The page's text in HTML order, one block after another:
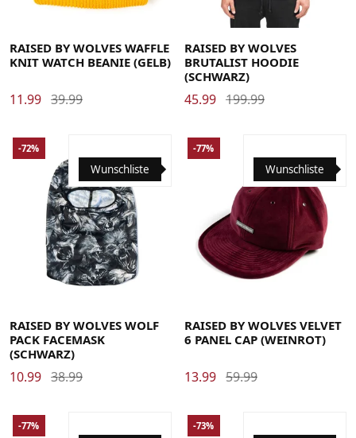
RAISED BY WOLVES WAFFLE
KNIT WATCH BEANIE (GELB)
11.99 39.99
Medium Small X-Large
RAISED BY WOLVES
BRUTALIST HOODIE
(SCHWARZ)
45.99 199.99
Wunschliste
-72%
RAISED BY WOLVES WOLF
PACK FACEMASK
(SCHWARZ)
10.99 38.99
Wunschliste
-77%
RAISED BY WOLVES VELVET
6 PANEL CAP (WEINROT)
13.99 59.99
-77% -73%